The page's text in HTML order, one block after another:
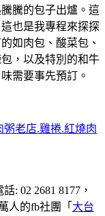
騰的包子出爐。這
也是我專程來探探
如肉包、酸菜包、
，以及特別的和牛
需要事先預訂。
粥老店.雞捲.紅燒肉
: 02 2681 8177，
人的fb社團「 大台